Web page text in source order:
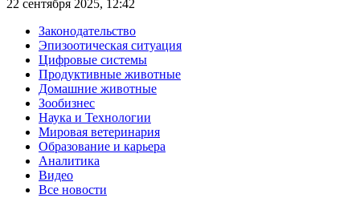
22 сентября 2025, 12:42
Законодательство
Эпизоотическая ситуация
Цифровые системы
Продуктивные животные
Домашние животные
Зообизнес
Наука и Технологии
Мировая ветеринария
Образование и карьера
Аналитика
Видео
Все новости